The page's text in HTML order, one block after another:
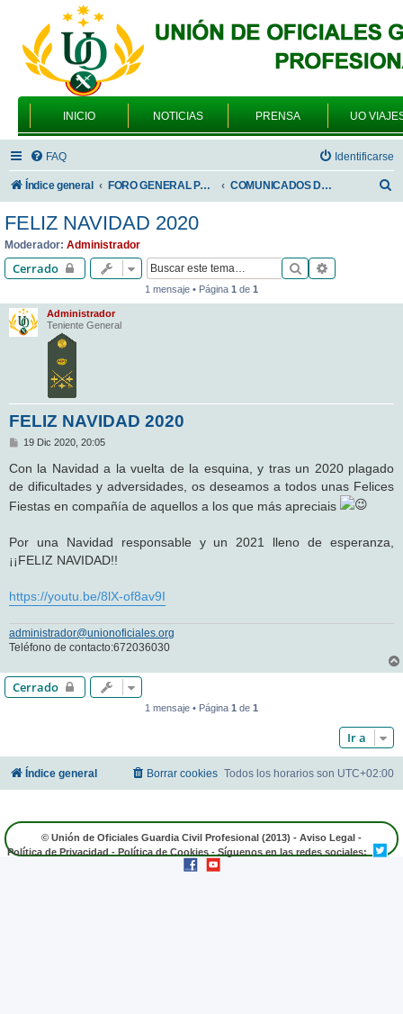
INICIO NOTICIAS PRENSA UO
FAQ Identificarse
Índice general FORO GENERAL PARA TODOS LOS USUARIOS COMUNICADOS DE LA UNIÓN DE OFICIALES
r
FELIZ NAVIDAD 2020
Moderador: Administrador
Cerrado Buscar
1 mensaje • Página 1 de 1
Administrador
Teniente General
FELIZ NAVIDAD 2020
M
n
s
a
j
e
19 Dic 2020, 20:05
Con la Navidad a la vuelta de la esquina, y tras un 2020 plagado
de dificultades y adversidades, os deseamos a todos unas Felices
Fiestas en compañía de aquellos a los que más apreciais
Por una Navidad responsable y un 2021 lleno de esperanza,
¡¡FELIZ NAVIDAD!!
https://youtu.be/8lX-of8av9I
administrador@unionoficiales.org
Teléfono de contacto:672036030
Cerrado
1 mensaje • Página 1 de 1
Ir a
Índice general Todos los horarios son UTC+02:00
Borrar cookies
© Unión de Oficiales Guardia Civil Profesional (2013) - Aviso Legal -
Política de Privacidad - Política de Cookies - Síguenos en las redes sociales: